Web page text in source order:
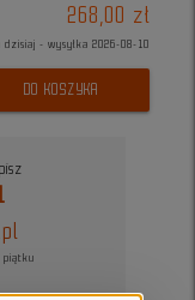
268,00 zł
dzisiaj - wysyłka 2026-08-10
DO KOSZYKA
piątku